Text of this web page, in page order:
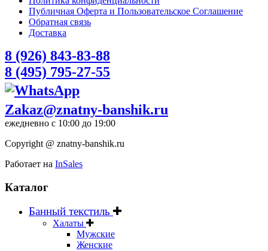
Публичная Оферта и Пользовательское Соглашение
Обратная связь
Доставка
8 (926) 843-83-88
8 (495) 795-27-55
Zakaz@znatny-banshik.ru
ежедневно с 10:00 до 19:00
Copyright @ znatny-banshik.ru
Работает на InSales
Каталог
Банный текстиль
Халаты
Мужские
Женские